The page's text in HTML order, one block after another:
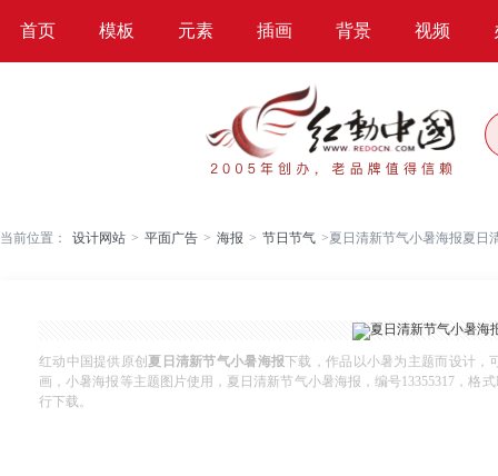
首页 模板 元素 插画 背景 视频
当前位置： 设计网站 > 平面广告 > 海报 > 节日节气 >夏日清新节气小暑海报夏日
红动中国提供原创 夏日清新节气小暑海报下载，作品以小暑为主题而设计，
画，小暑海报等主题图片使用，夏日清新节气小暑海报，编号13355317，格
行下载。